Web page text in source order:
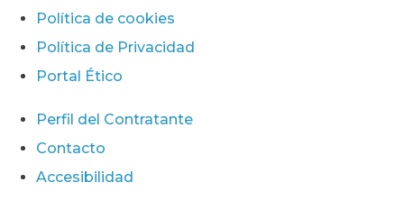
Política de cookies
Política de Privacidad
Portal Ético
Perfil del Contratante
Contacto
Accesibilidad